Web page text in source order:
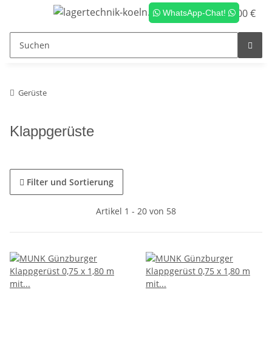
WhatsApp-Chat! 0,00 €
Gerüste
Klappgerüste
Filter und Sortierung
Artikel 1 - 20 von 58